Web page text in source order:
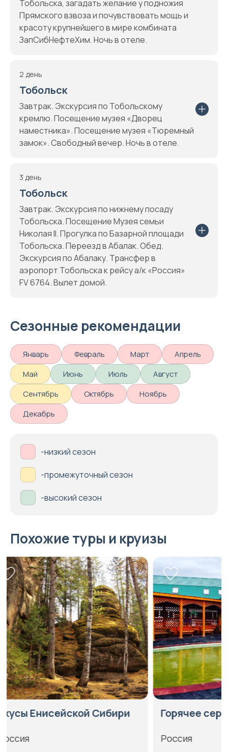
Тобольска, загадать желание у подножия
Прямского взвоза и почувствовать мощь и
красоту крупнейшего в мире комбината
ЗапСибНефтеХим. Ночь в отеле.
2 день
Тобольск
Завтрак. Экскурсия по Тобольскому
кремлю. Посещение музея «Дворец
наместника». Посещение музея «Тюремный
замок». Свободный вечер. Ночь в отеле.
3 день
Тобольск
Завтрак. Экскурсия по нижнему посаду
Тобольска. Посещение Музея семьи
Николая II. Прогулка по Базарной площади
Тобольска. Переезд в Абалак. Обед.
Экскурсия по Абалаку. Трансфер в
аэропорт Тобольска к рейсу а/к «Россия»
FV 6764. Вылет домой.
Сезонные рекомендации
Январь Февраль Март
Апрель
Май
Июнь Июль
Август
Сентябрь
Октябрь
Ноябрь
Декабрь
-низкий сезон
-промежуточный сезон
-высокий сезон
Похожие туры и круизы
Горячее сердце Сибири
Россия
Добро